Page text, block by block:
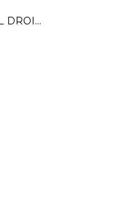
DROI...